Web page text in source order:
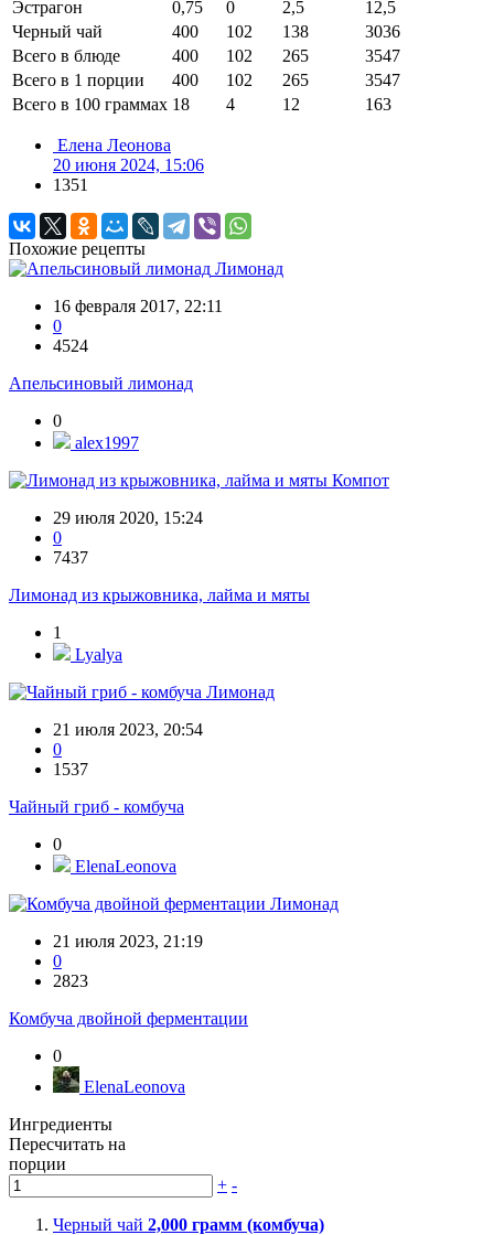
Эстрагон
0,75 0 2,5
12,5
Черный чай
400 102 138
3036
Всего в блюде
400 102 265
3547
Всего в 1 порции
400 102 265
3547
Всего в 100 граммах 18 4 12 163
Елена Леонова
20 июня 2024, 15:06
1351
Похожие рецепты
Лимонад
16 февраля 2017, 22:11
0
4524
Апельсиновый лимонад
0
alex1997
Компот
29 июля 2020, 15:24
0
7437
Лимонад из крыжовника, лайма и мяты
1
Lyalya
Лимонад
21 июля 2023, 20:54
0
1537
Чайный гриб - комбуча
0
ElenaLeonova
Лимонад
21 июля 2023, 21:19
0
2823
Комбуча двойной ферментации
0
ElenaLeonova
Ингредиенты
Пересчитать на
порции
+ -
Черный чай 2,000 грамм (комбуча)